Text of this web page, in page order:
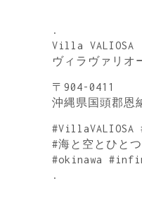
.
Villa VALIOSA
ヴィラヴァリオ
〒904-0411
沖縄県国頭郡恩
#VillaVALIOSA
#海と空とひと
#okinawa
.